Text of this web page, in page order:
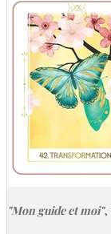
"Mon guide et moi",